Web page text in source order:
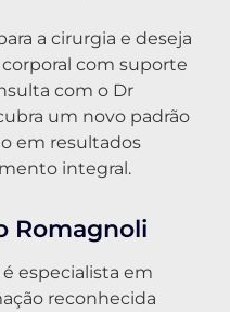
a cirurgia e deseja
com suporte
com o Dr
um novo padrão
em resultados
integral.
Romagnoli
é especialista em
reconhecida